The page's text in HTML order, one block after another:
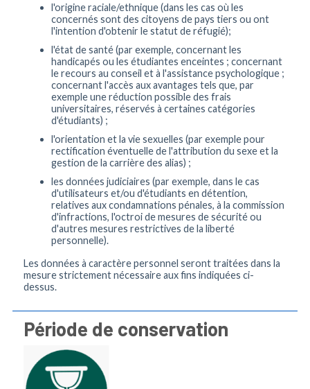
l'origine raciale/ethnique (dans les cas où les
concernés sont des citoyens de pays tiers ou ont
l'intention d'obtenir le statut de réfugié);
l'état de santé (par exemple, concernant les
handicapés ou les étudiantes enceintes ; concernant
le recours au conseil et à l'assistance psychologique ;
concernant l'accès aux avantages tels que, par
exemple une réduction possible des frais
universitaires, réservés à certaines catégories
d'étudiants) ;
l'orientation et la vie sexuelles (par exemple pour
rectification éventuelle de l'attribution du sexe et la
gestion de la carrière des alias) ;
les données judiciaires (par exemple, dans le cas
d'utilisateurs et/ou d'étudiants en détention,
relatives aux condamnations pénales, à la commission
d'infractions, l'octroi de mesures de sécurité ou
d'autres mesures restrictives de la liberté
personnelle).
Les données à caractère personnel seront traitées dans la
mesure strictement nécessaire aux fins indiquées ci-
dessus.
Période de conservation